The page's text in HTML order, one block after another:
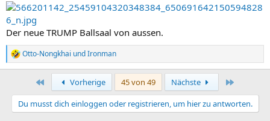
:
Der neue TRUMP Ballsaal von aussen.
R
e
t
o
Otto-Nongkhai undIronman
Erste Vorherige 45 von 49 Nächste
Du musst dich einloggen oder registrieren, um hier zu antworten.